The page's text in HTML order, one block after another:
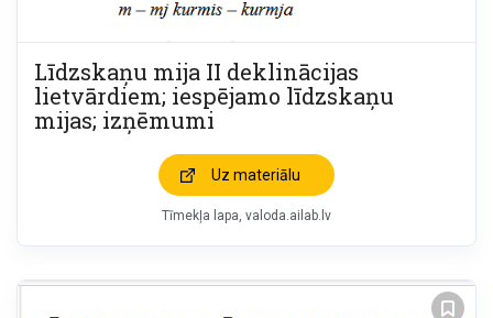
Līdzskaņu mija II deklinācijas
lietvārdiem; iespējamo līdzskaņu
mijas; izņēmumi
Uz materiālu
Tīmekļa lapa valoda.ailab.lv